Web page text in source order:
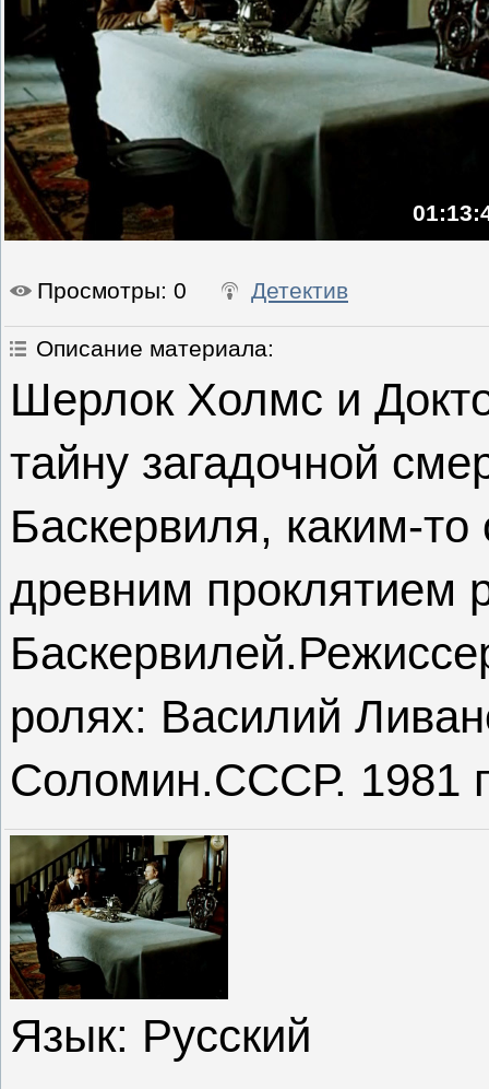
Просмотры: 0 Детектив
Описание материала:
Шерлок Холмс и
тайну загадочной
Баскервиля, каким-
древним проклятием
ролях: Василий
Соломин.СССР. 1981
Язык: Русский